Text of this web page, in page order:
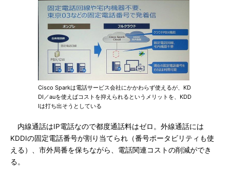
Cisco Sparkは電話サービス会社にかかわらず使えるが、KD
DI／auを使えばコストを抑えられるというメリットを、KDD
Iは打ち出そうとしている
内線通話はIP電話なので都度通話料はゼロ。外線通話には
KDDIの固定電話番号が割り当てられ（番号ポータビリティも使
える）、市外局番を保ちながら、電話関連コストの削減ができ
る。